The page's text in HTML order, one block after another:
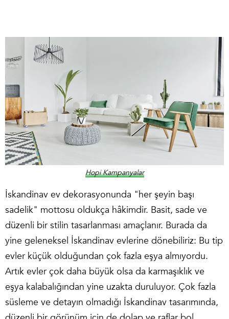
Hopi Kampanyalar
İskandinav ev dekorasyonunda "her şeyin başı
sadelik" mottosu oldukça hâkimdir. Basit, sade ve
düzenli bir stilin tasarlanması amaçlanır. Burada da
yine geleneksel İskandinav evlerine dönebiliriz: Bu tip
evler küçük olduğundan çok fazla eşya almıyordu.
Artık evler çok daha büyük olsa da karmaşıklık ve
eşya kalabalığından yine uzakta duruluyor. Çok fazla
süsleme ve detayın olmadığı İskandinav tasarımında,